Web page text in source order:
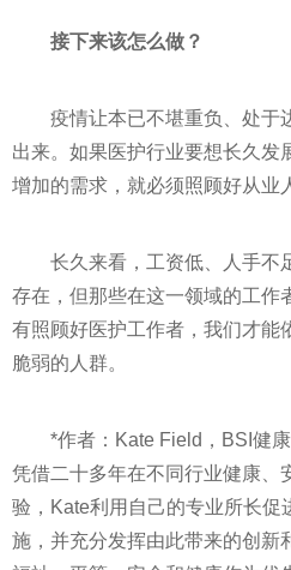
接下来该怎么做？
疫情让本已不堪重负、处于
出来。如果医护行业要想长久发
增加的需求，就必须照顾好从业
长久来看，工资低、人手不
存在，但那些在这一领域的工作
有照顾好医护工作者，我们才能
脆弱的人群。
*作者：Kate Field，BSI健
凭借二十多年在不同行业健康、
验，Kate利用自己的专业所长促
施，并充分发挥由此带来的创新